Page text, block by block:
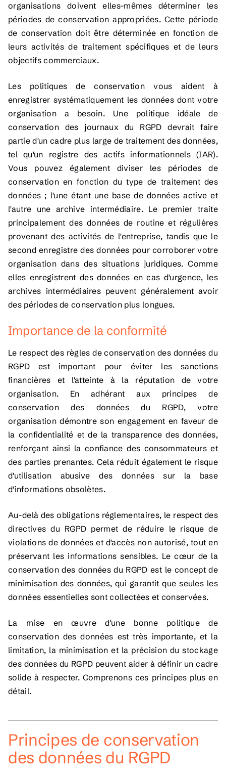
organisations doivent elles-mêmes déterminer les
périodes de conservation appropriées. Cette période
de conservation doit être déterminée en fonction de
leurs activités de traitement spécifiques et de leurs
objectifs commerciaux.
Les politiques de conservation vous aident à
enregistrer systématiquement les données dont votre
organisation a besoin. Une politique idéale de
conservation des journaux du RGPD devrait faire
partie d'un cadre plus large de traitement des données,
tel qu'un registre des actifs informationnels (IAR).
Vous pouvez également diviser les périodes de
conservation en fonction du type de traitement des
données ; l'une étant une base de données active et
l'autre une archive intermédiaire. Le premier traite
principalement des données de routine et régulières
provenant des activités de l'entreprise, tandis que le
second enregistre des données pour corroborer votre
organisation dans des situations juridiques. Comme
elles enregistrent des données en cas d'urgence, les
archives intermédiaires peuvent généralement avoir
des périodes de conservation plus longues.
Importance de la conformité
Le respect des règles de conservation des données du
RGPD est important pour éviter les sanctions
financières et l'atteinte à la réputation de votre
organisation. En adhérant aux principes de
conservation des données du RGPD, votre
organisation démontre son engagement en faveur de
la confidentialité et de la transparence des données,
renforçant ainsi la confiance des consommateurs et
des parties prenantes. Cela réduit également le risque
d'utilisation abusive des données sur la base
d'informations obsolètes.
Au-delà des obligations réglementaires, le respect des
directives du RGPD permet de réduire le risque de
violations de données et d'accès non autorisé, tout en
préservant les informations sensibles. Le cœur de la
conservation des données du RGPD est le concept de
minimisation des données, qui garantit que seules les
données essentielles sont collectées et conservées.
La mise en œuvre d'une bonne politique de
conservation des données est très importante, et la
limitation, la minimisation et la précision du stockage
des données du RGPD peuvent aider à définir un cadre
solide à respecter. Comprenons ces principes plus en
détail.
Principes de conservation
des données du RGPD